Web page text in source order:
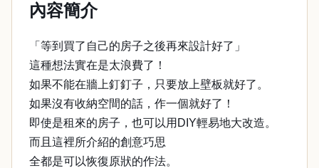
內容簡介
「等到買了自己的房子之後再來設計好了」
這種想法實在是太浪費了！
如果不能在牆上釘釘子，只要放上壁板就好了。
如果沒有收納空間的話，作一個就好了！
即使是租來的房子，也可以用DIY輕易地大改造。
而且這裡所介紹的創意巧思
全都是可以恢復原狀的作法。